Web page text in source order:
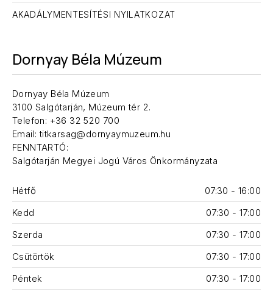
AKADÁLYMENTESÍTÉSI NYILATKOZAT
Dornyay Béla Múzeum
Dornyay Béla Múzeum
3100 Salgótarján, Múzeum tér 2.
Telefon: +36 32 520 700
Email: titkarsag@dornyaymuzeum.hu
FENNTARTÓ:
Salgótarján Megyei Jogú Város Önkormányzata
Hétfő
07:30 - 16:00
Kedd
07:30 - 17:00
Szerda
07:30 - 17:00
Csütörtök
07:30 - 17:00
Péntek
07:30 - 17:00